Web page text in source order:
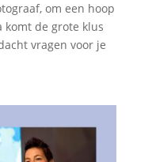
om een hoop
komt de grote klus
vragen voor je